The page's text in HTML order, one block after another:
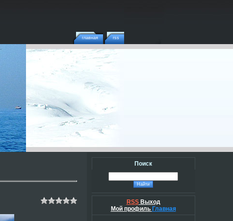
rss
главная
Поиск
RSS Выход
Мой профиль Главная